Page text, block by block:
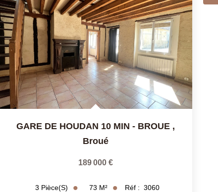
GARE DE HOUDAN 10 MIN - BROUE ,
Broué
189 000 €
3 Pièce(s) 73 M² Réf : 3060